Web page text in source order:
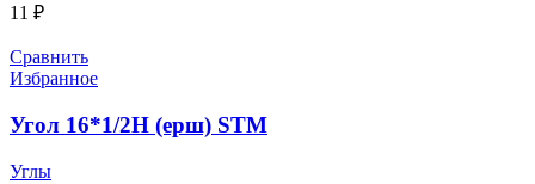
11 ₽
Сравнить
Избранное
Угол 16*1/2Н (ерш) STM
Углы